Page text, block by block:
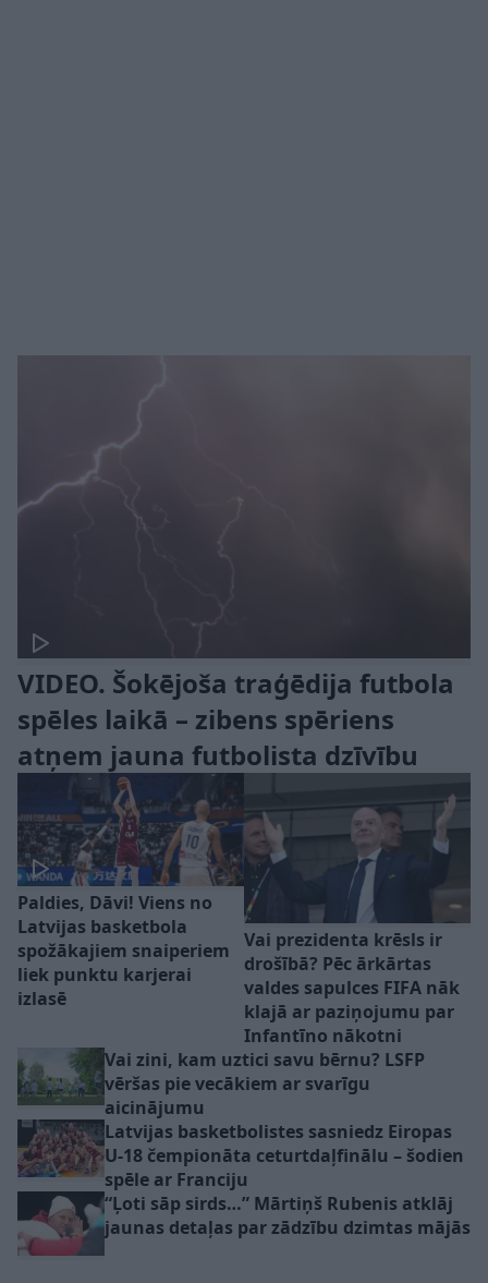
VIDEO. Šokējoša traģēdija futbola
spēles laikā – zibens spēriens
atņem jauna futbolista dzīvību
Paldies, Dāvi! Viens no
Latvijas basketbola
spožākajiem snaiperiem
liek punktu karjerai
izlasē
Vai prezidenta krēsls ir
drošībā? Pēc ārkārtas
valdes sapulces FIFA nāk
klajā ar paziņojumu par
Infantīno nākotni
Vai zini, kam uztici savu bērnu? LSFP
vēršas pie vecākiem ar svarīgu
aicinājumu
Latvijas basketbolistes sasniedz Eiropas
U-18 čempionāta ceturtdaļfinālu – šodien
spēle ar Franciju
“Ļoti sāp sirds…” Mārtiņš Rubenis atklāj
jaunas detaļas par zādzību dzimtas mājās